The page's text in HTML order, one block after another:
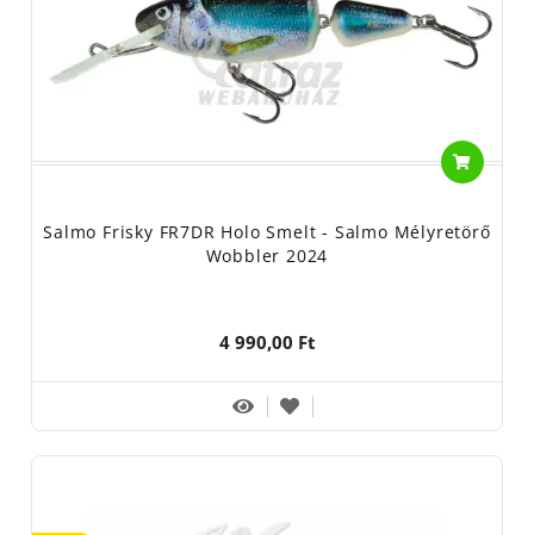
Salmo Frisky FR7DR Holo Smelt - Salmo Mélyretörő
Wobbler 2024
4 990,00 Ft